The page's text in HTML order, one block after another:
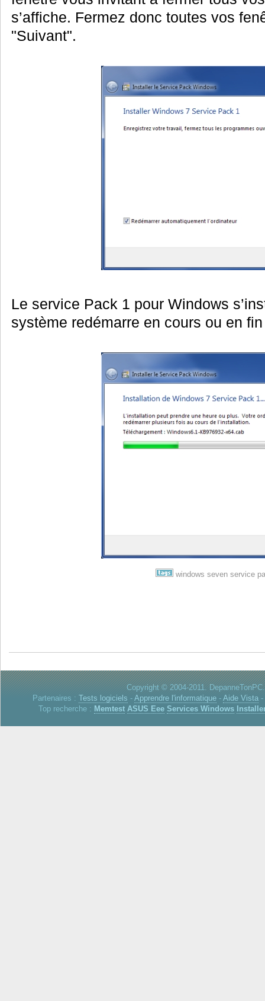
s’affiche. Fermez donc toutes vos
"Suivant".
Le service Pack 1 pour Windows
système redémarre en cours ou en
windows seven service
Copyright © 2004-2011.
Partenaires : Tests logiciels - Apprendre l'informatique- Aide Vista-
Top recherche : Memtest ASUS Eee Services Windows